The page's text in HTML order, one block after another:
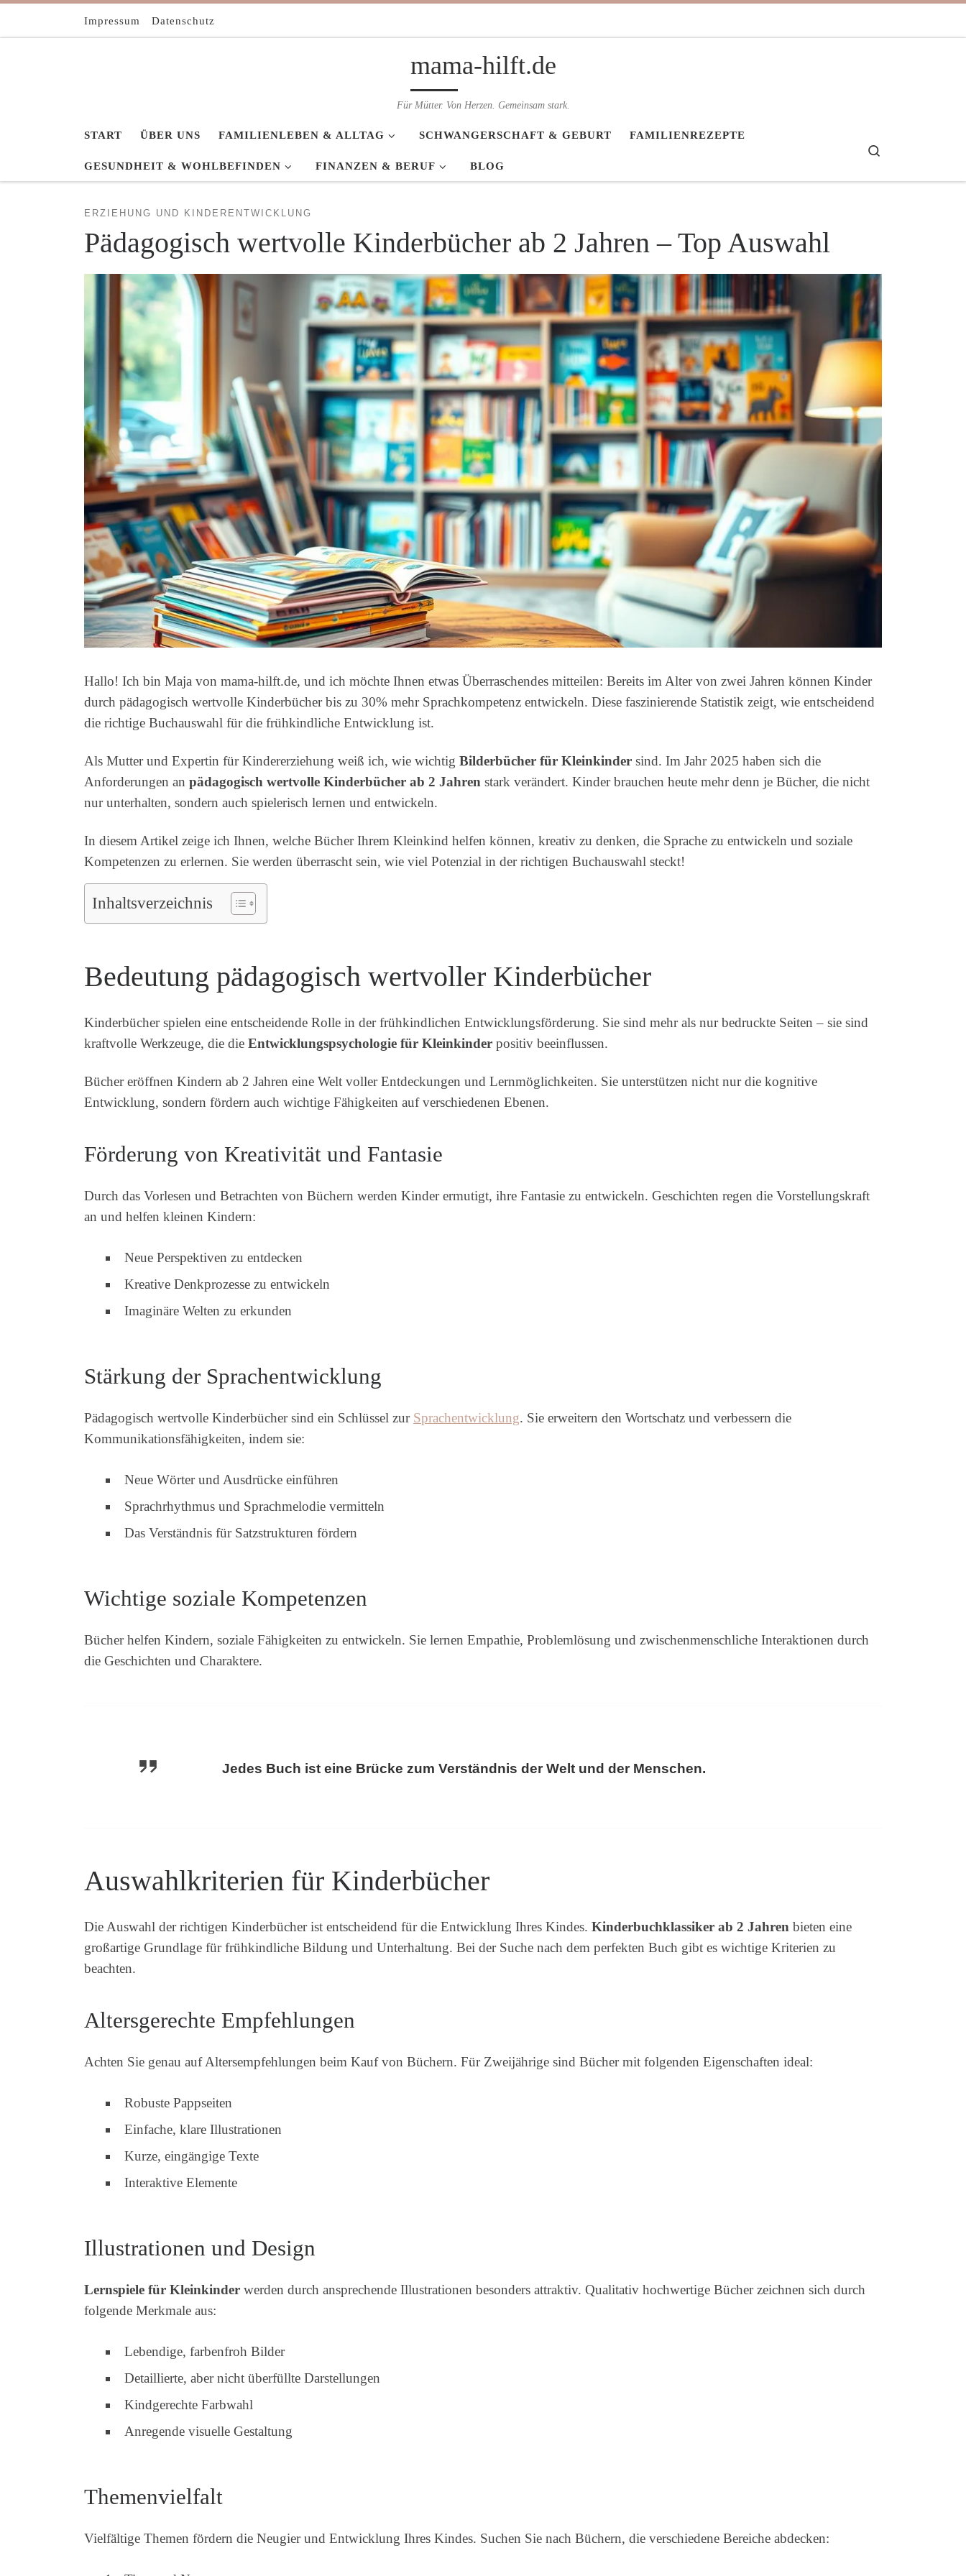
Zum Inhalt springen
Impressum Datenschutz
mama-hilft.de
Für Mütter. Von Herzen. Gemeinsam stark.
START ÜBER UNS FAMILIENLEBEN & ALLTAG SCHWANGERSCHAFT & GEBURT FAMILIENREZEPTE
GESUNDHEIT & WOHLBEFINDEN FINANZEN & BERUF BLOG
ERZIEHUNG UND KINDERENTWICKLUNG
Pädagogisch wertvolle Kinderbücher ab 2 Jahren – Top Auswahl
Hallo! Ich bin Maja von mama-hilft.de, und ich möchte Ihnen etwas Überraschendes mitteilen: Bereits im Alter von zwei Jahren können Kinder
durch pädagogisch wertvolle Kinderbücher bis zu 30% mehr Sprachkompetenz entwickeln. Diese faszinierende Statistik zeigt, wie entscheidend
die richtige Buchauswahl für die frühkindliche Entwicklung ist.
Als Mutter und Expertin für Kindererziehung weiß ich, wie wichtig Bilderbücher für Kleinkinder sind. Im Jahr 2025 haben sich die
Anforderungen an pädagogisch wertvolle Kinderbücher ab 2 Jahren stark verändert. Kinder brauchen heute mehr denn je Bücher, die nicht
nur unterhalten, sondern auch spielerisch lernen und entwickeln.
In diesem Artikel zeige ich Ihnen, welche Bücher Ihrem Kleinkind helfen können, kreativ zu denken, die Sprache zu entwickeln und soziale
Kompetenzen zu erlernen. Sie werden überrascht sein, wie viel Potenzial in der richtigen Buchauswahl steckt!
Inhaltsverzeichnis
Bedeutung pädagogisch wertvoller Kinderbücher
Kinderbücher spielen eine entscheidende Rolle in der frühkindlichen Entwicklungsförderung. Sie sind mehr als nur bedruckte Seiten – sie sind
kraftvolle Werkzeuge, die die Entwicklungspsychologie für Kleinkinder positiv beeinflussen.
Bücher eröffnen Kindern ab 2 Jahren eine Welt voller Entdeckungen und Lernmöglichkeiten. Sie unterstützen nicht nur die kognitive
Entwicklung, sondern fördern auch wichtige Fähigkeiten auf verschiedenen Ebenen.
Förderung von Kreativität und Fantasie
Durch das Vorlesen und Betrachten von Büchern werden Kinder ermutigt, ihre Fantasie zu entwickeln. Geschichten regen die Vorstellungskraft
an und helfen kleinen Kindern:
Neue Perspektiven zu entdecken
Kreative Denkprozesse zu entwickeln
Imaginäre Welten zu erkunden
Stärkung der Sprachentwicklung
Pädagogisch wertvolle Kinderbücher sind ein Schlüssel zur Sprachentwicklung. Sie erweitern den Wortschatz und verbessern die
Kommunikationsfähigkeiten, indem sie:
Neue Wörter und Ausdrücke einführen
Sprachrhythmus und Sprachmelodie vermitteln
Das Verständnis für Satzstrukturen fördern
Wichtige soziale Kompetenzen
Bücher helfen Kindern, soziale Fähigkeiten zu entwickeln. Sie lernen Empathie, Problemlösung und zwischenmenschliche Interaktionen durch
die Geschichten und Charaktere.
Jedes Buch ist eine Brücke zum Verständnis der Welt und der Menschen.
Auswahlkriterien für Kinderbücher
Die Auswahl der richtigen Kinderbücher ist entscheidend für die Entwicklung Ihres Kindes. Kinderbuchklassiker ab 2 Jahren bieten eine
großartige Grundlage für frühkindliche Bildung und Unterhaltung. Bei der Suche nach dem perfekten Buch gibt es wichtige Kriterien zu
beachten.
Altersgerechte Empfehlungen
Achten Sie genau auf Altersempfehlungen beim Kauf von Büchern. Für Zweijährige sind Bücher mit folgenden Eigenschaften ideal:
Robuste Pappseiten
Einfache, klare Illustrationen
Kurze, eingängige Texte
Interaktive Elemente
Illustrationen und Design
Lernspiele für Kleinkinder werden durch ansprechende Illustrationen besonders attraktiv. Qualitativ hochwertige Bücher zeichnen sich durch
folgende Merkmale aus:
Lebendige, farbenfroh Bilder
Detaillierte, aber nicht überfüllte Darstellungen
Kindgerechte Farbwahl
Anregende visuelle Gestaltung
Themenvielfalt
Vielfältige Themen fördern die Neugier und Entwicklung Ihres Kindes. Suchen Sie nach Büchern, die verschiedene Bereiche abdecken: